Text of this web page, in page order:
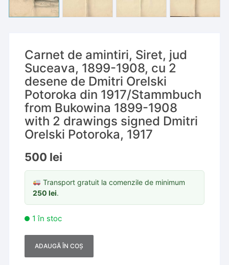
Carnet de amintiri, Siret, jud
Suceava, 1899-1908, cu 2
desene de Dmitri Orelski
Potoroka din 1917/Stammbuch
from Bukowina 1899-1908
with 2 drawings signed Dmitri
Orelski Potoroka, 1917
500 lei
Transport gratuit la comenzile de minimum
250lei.
1 în stoc
ADAUGĂ ÎN COȘ